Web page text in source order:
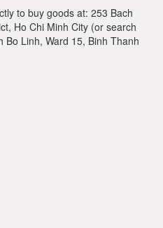
to buy goods at: 253 Bach
Ho Chi Minh City (or search
Bo Linh, Ward 15, Binh Thanh